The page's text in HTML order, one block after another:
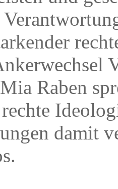
Raben
damit